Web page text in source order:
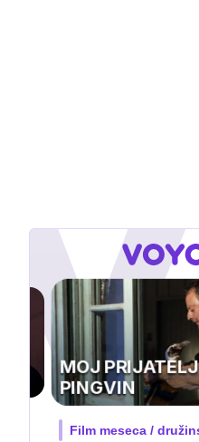
UEFA
SUPERPOKAL
V živo na VOYO: